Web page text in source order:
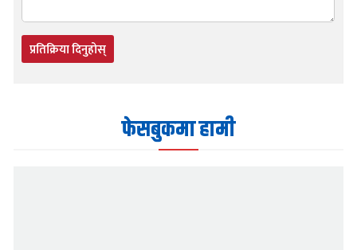
प्रतिक्रिया दिनुहोस्
फेसबुकमा हामी